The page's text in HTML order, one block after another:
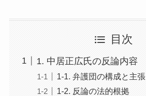
目次
1. 中居正広氏の反論内容
1-1. 弁護団の構成と主張
1-2. 反論の法的根拠